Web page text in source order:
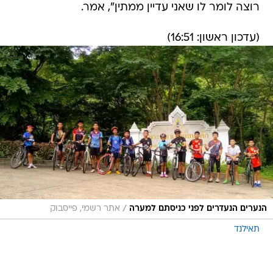
רוצה לומר לו שאני עדיין ממתין", אמר.
(עדכון ראשון: 16:51)
הנערים הנעדרים לפני כניסתם למערה / אתר רשמי, פייסבוק
תאילנד